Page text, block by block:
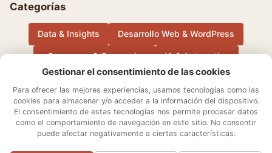
Categorías
Data & Insights Desarrollo Web & WordPress
eCommerce & Conversion IA & Automation
Música Otros Performance Marketing & Growth
Sobre mí Aviso Legal Contacto
Política de cookies
Declaración de privacidad
Términos y condiciones
Ajustes de cookies
Gestionar el consentimiento de las cookies
Para ofrecer las mejores experiencias, usamos tecnologías como las
cookies para almacenar y/o acceder a la información del dispositivo.
El consentimiento de estas tecnologías nos permite procesar datos
como el comportamiento de navegación en este sitio. No consentir
puede afectar negativamente a ciertas características.